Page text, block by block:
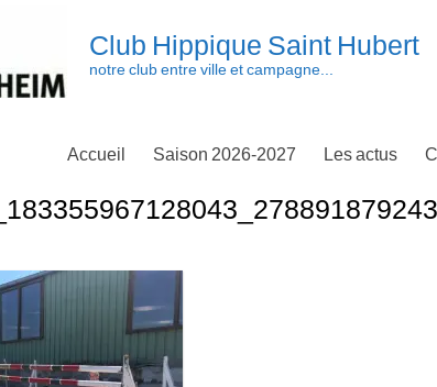
Club Hippique Saint Hubert
notre club entre ville et campagne...
Accueil Saison 2026-2027 Les actus